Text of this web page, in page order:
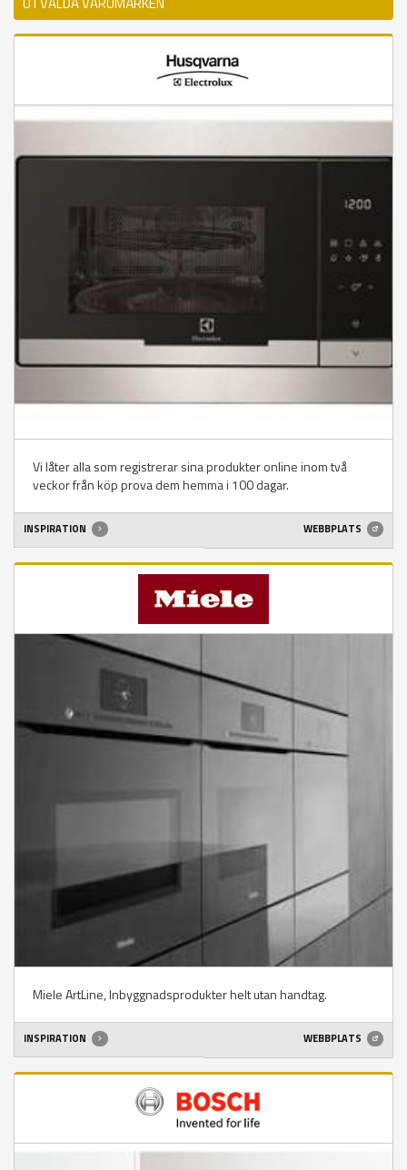
Vi låter alla som registrerar sina produkter online inom två
veckor från köp prova dem hemma i 100 dagar.
INSPIRATION WEBBPLATS
Miele ArtLine, Inbyggnadsprodukter helt utan handtag.
INSPIRATION WEBBPLATS